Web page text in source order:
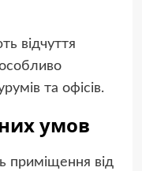
відчуття
та офісів.
умов
приміщення від